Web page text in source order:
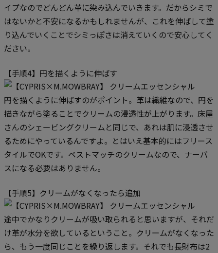
イプなのでどんどん革に染み込んでいきます。だからシミで
はないかと不安になるかもしれませんが、これを伸ばして塗
り込んでいくことでシミっぽさは消えていくので安心してく
ださい。
【手順4】円を描くように伸ばす
円を描くように伸ばすのがポイント。革は繊維なので、円を
描きながら塗ることでクリームの浸透性が上がります。床屋
さんのシェービングクリームと同じで、あれは肌に浸透させ
るためにやっているんですよ。とはいえ基本的にはフリース
タイルでOKです。ベストマッチのクリームなので、ナーバ
スになる必要はありません。
【手順5】クリームがなくなったら追加
途中でかなりクリームが吸い取られると思いますが、それだ
け革が水分を欲しているということ。クリームがなくなった
ら、もう一度同じことを繰り返します。それでも長財布は2